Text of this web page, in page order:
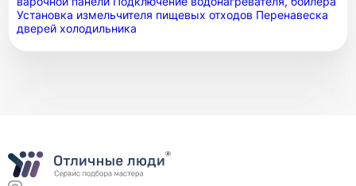
Установка измельчителя пищевых отходов Перенавеска
дверей холодильника